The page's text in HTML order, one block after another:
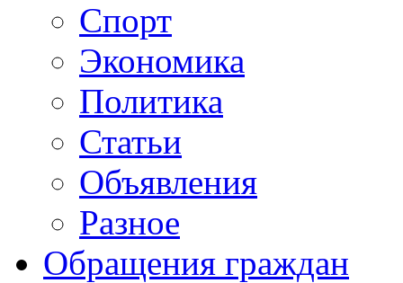
Спорт
Экономика
Политика
Статьи
Объявления
Разное
Обращения граждан